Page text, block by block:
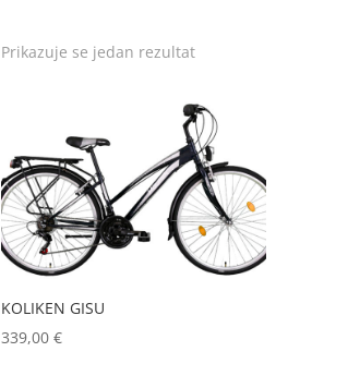
Prikazuje se jedan rezultat
KOLIKEN GISU
339,00 €